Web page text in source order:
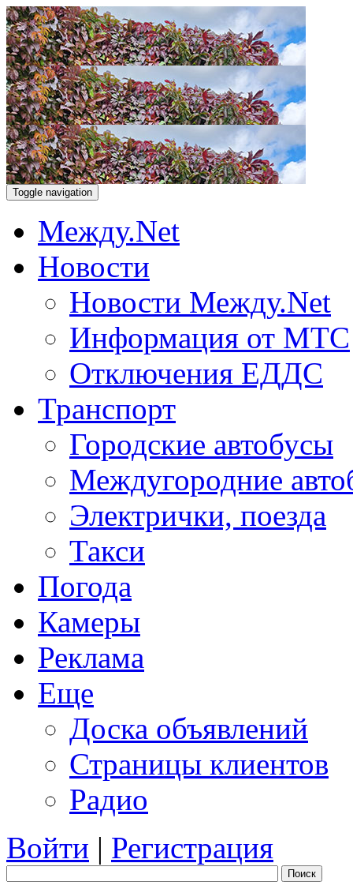
Toggle navigation
Между.Net
Новости
Новости Между.Net
Информация от МТС
Отключения ЕДДС
Транспорт
Городские автобусы
Междугородние
Электрички, поезда
Такси
Погода
Камеры
Реклама
Еще
Доска объявлений
Страницы клиентов
Радио
Войти | Регистрация
Поиск